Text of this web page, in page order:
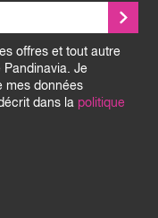
offres et tout autre
Pandinavia. Je
mes données
dans la politique